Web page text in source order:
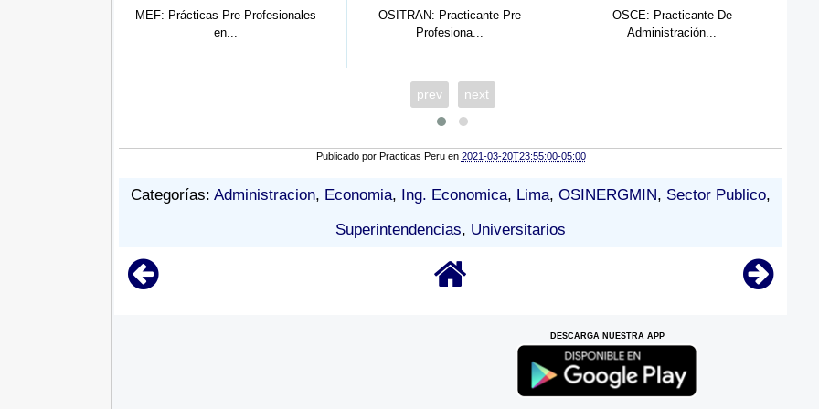
OSITRAN: Practicante Pre
Profesiona...
OSCE: Practicante De
Administración...
Programa Juntos Lima: Practicante
D...
prev next
Publicado por Practicas Peru en 2021-03-20T23:55:00-05:00
Categorías: Administracion, Economia, Ing. Economica, Lima, OSINERGMIN, Sector Publico,
Superintendencias, Universitarios
DESCARGA NUESTRA APP